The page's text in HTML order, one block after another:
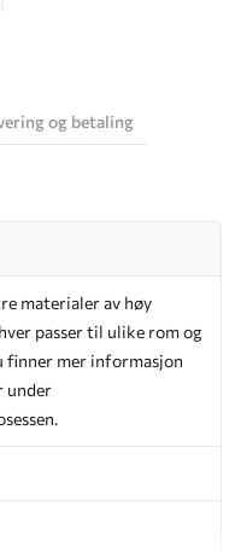
og betaling
materialer av høy
passer til ulike rom og
finner mer informasjon
under